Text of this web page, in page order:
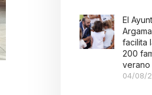
El
facilita
200
verano
04/08/